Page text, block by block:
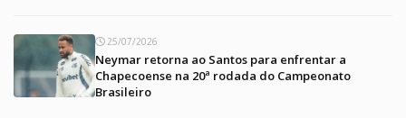
25/07/2026
Neymar retorna ao Santos para enfrentar a
Chapecoense na 20ª rodada do Campeonato
Brasileiro